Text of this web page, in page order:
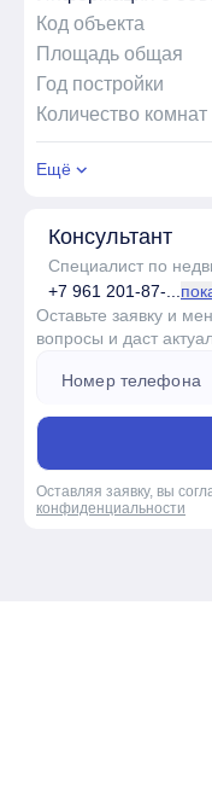
Код объекта
Площадь общая
Год постройки
Количество комнат
Ещё
Консультант
Специалист по
+7 961 201-87-...
Оставьте заявку и
вопросы и даст
Оставляя заявку, вы
конфиденциальности